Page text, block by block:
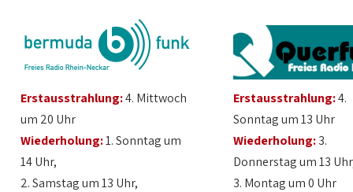
Erstausstrahlung:4. Mittwoch
um 20 Uhr
Wiederholung:1. Sonntag um
14 Uhr,
2. Samstag um 13 Uhr,
Erstausstrahlung:4.
Sonntag um 13 Uhr
Wiederholung:3.
Donnerstag um 13
3. Montag um 0 Uhr
1:00
2:00
3:00